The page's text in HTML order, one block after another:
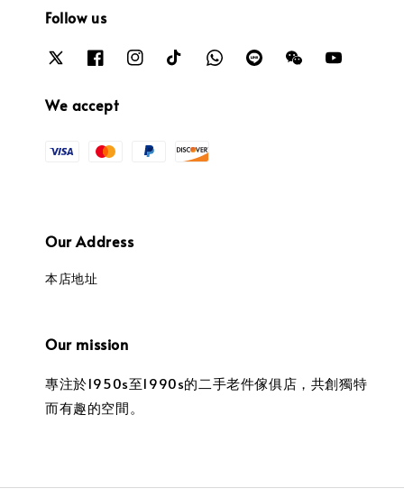
Follow us
We accept
Our Address
本店地址
Our mission
專注於1950s至1990s的二手老件傢俱店，共創獨特
而有趣的空間。